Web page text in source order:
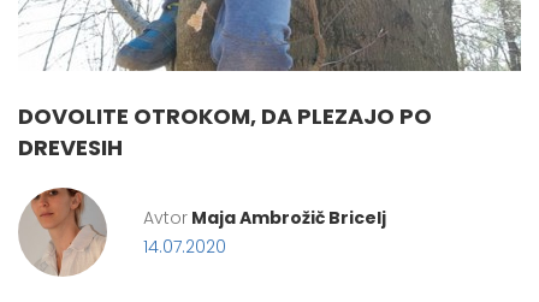
DOVOLITE OTROKOM, DA PLEZAJO PO
DREVESIH
Avtor Maja Ambrožič Bricelj
14.07.2020